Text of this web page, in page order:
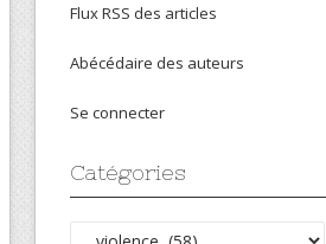
Flux RSS des articles
Abécédaire des auteurs
Se connecter
Catégories
Catégories